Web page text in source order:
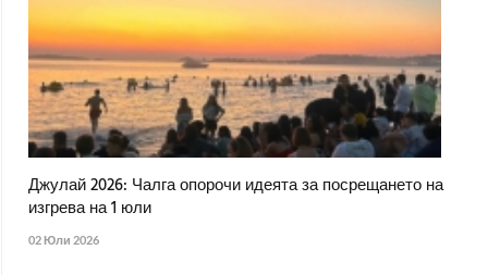
Джулай 2026: Чалга опорочи идеята за посрещането на
изгрева на 1 юли
02 Юли 2026